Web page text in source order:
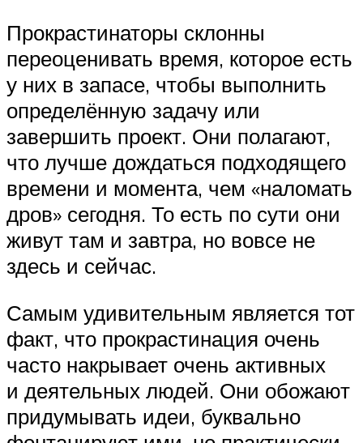
Прокрастинаторы склонны
переоценивать время, которое есть
у них в запасе, чтобы выполнить
определённую задачу или
завершить проект. Они полагают,
что лучше дождаться подходящего
времени и момента, чем «наломать
дров» сегодня. То есть по сути они
живут там и завтра, но вовсе не
здесь и сейчас.
Самым удивительным является тот
факт, что прокрастинация очень
часто накрывает очень активных
и деятельных людей. Они обожают
придумывать идеи, буквально